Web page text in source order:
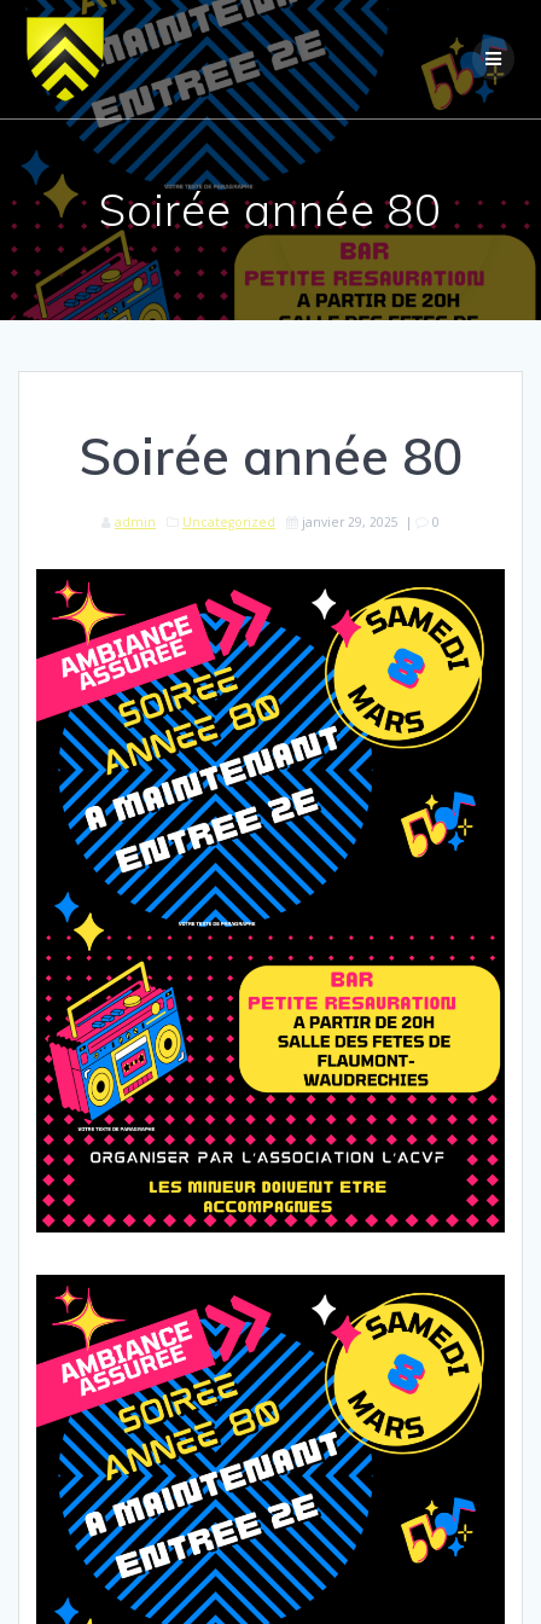
Skip
to
content
Soirée année 80
Soirée année 80
admin Uncategorized janvier 29, 2025 | 0